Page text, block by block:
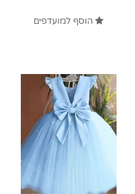
הוסף למועדפים